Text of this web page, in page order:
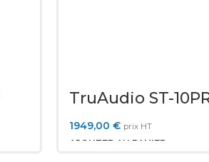
TruAudio ST-
1949,00 € prix HT
AJOUTER AU PANIER